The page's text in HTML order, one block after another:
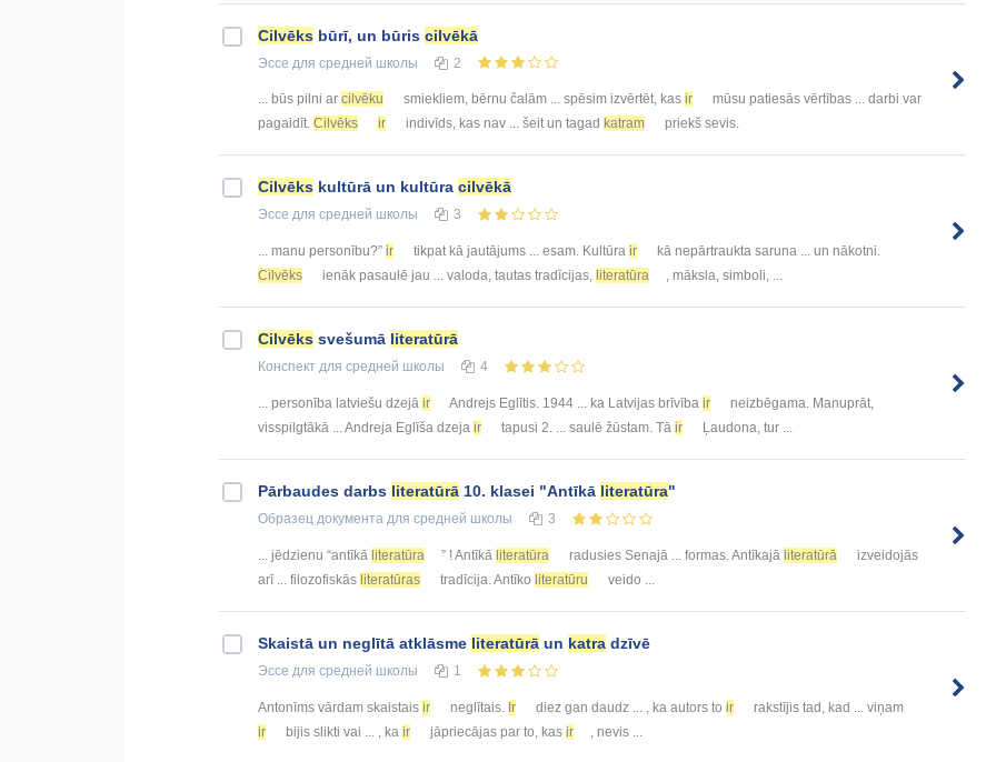
Cilvēks būrī, un būris cilvēkā
Эссе для средней школы 2
... būs pilni ar cilvēku smiekliem, bērnu čalām ... spēsim izvērtēt, kas ir
mūsu patiesās vērtības ... darbi var
pagaidīt. Cilvēks ir indivīds, kas nav ... šeit un tagad katram priekš sevis.
Cilvēks kultūrā un kultūra cilvēkā
Эссе для средней школы 3
... manu personību?” ir tikpat kā jautājums ... esam. Kultūra ir
kā nepārtraukta saruna ... un nākotni.
Cilvēks
ienāk pasaulē jau ... valoda, tautas tradīcijas, literatūra , māksla, simboli, ...
Cilvēks svešumā literatūrā
Конспект для средней школы 4
... personība latviešu dzejā ir Andrejs Eglītis. 1944 ... ka Latvijas brīvība ir
neizbēgama. Manuprāt,
visspilgtākā ... Andreja Eglīša dzeja ir tapusi 2. ... saulē žūstam. Tā ir Ļaudona, tur ...
Pārbaudes darbs literatūrā 10. klasei "Antīkā literatūra"
Образец документа для средней школы 3
... jēdzienu “antīkā literatūra ” ! Antīkā literatūra radusies Senajā ... formas. Antīkajā literatūrā
izveidojās
arī ... filozofiskās literatūras tradīcija. Antīko literatūru veido ...
Skaistā un neglītā atklāsme literatūrā un katra dzīvē
Эссе для средней школы 1
Antonīms vārdam skaistais ir neglītais. Ir diez gan daudz ... , ka autors to ir
rakstījis tad, kad ... viņam
ir
bijis slikti vai ... , ka ir jāpriecājas par to, kas ir , nevis ...